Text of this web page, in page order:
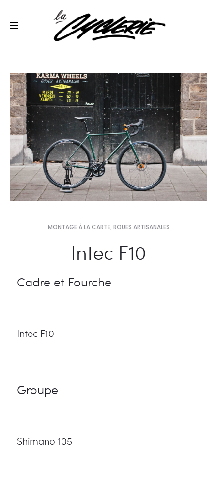
MONTAGE À LA CARTE, ROUES ARTISANALES
Intec F10
Cadre et Fourche
Intec F10
Groupe
Shimano 105